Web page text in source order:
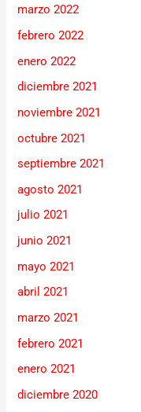
marzo 2022
febrero 2022
enero 2022
diciembre 2021
noviembre 2021
octubre 2021
septiembre 2021
agosto 2021
julio 2021
junio 2021
mayo 2021
abril 2021
marzo 2021
febrero 2021
enero 2021
diciembre 2020